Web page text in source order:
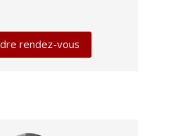
rendez-vous